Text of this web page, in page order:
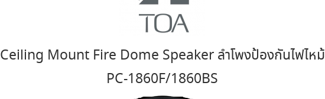
Ceiling Mount Fire Dome Speaker ลำโพงป้องกันไฟไหม้
PC-1860F/1860BS